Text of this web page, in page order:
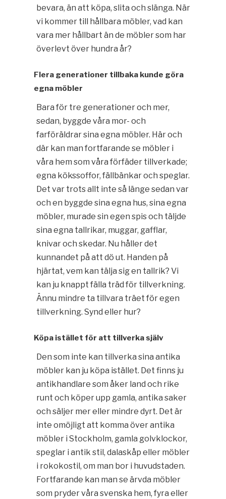
bevara, än att köpa, slita och slänga. När
vi kommer till hållbara möbler, vad kan
vara mer hållbart än de möbler som har
överlevt över hundra år?
Flera generationer tillbaka kunde göra
egna möbler
Bara för tre generationer och mer,
sedan, byggde våra mor- och
farföräldrar sina egna möbler. Här och
där kan man fortfarande se möbler i
våra hem som våra förfäder tillverkade;
egna kökssoffor, fällbänkar och speglar.
Det var trots allt inte så länge sedan var
och en byggde sina egna hus, sina egna
möbler, murade sin egen spis och täljde
sina egna tallrikar, muggar, gafflar,
knivar och skedar. Nu håller det
kunnandet på att dö ut. Handen på
hjärtat, vem kan tälja sig en tallrik? Vi
kan ju knappt fälla träd för tillverkning.
Ännu mindre ta tillvara träet för egen
tillverkning. Synd eller hur?
Köpa istället för att tillverka själv
Den som inte kan tillverka sina antika
möbler kan ju köpa istället. Det finns ju
antikhandlare som åker land och rike
runt och köper upp gamla, antika saker
och säljer mer eller mindre dyrt. Det är
inte omöjligt att komma över antika
möbler i Stockholm, gamla golvklockor,
speglar i antik stil, dalaskåp eller möbler
i rokokostil, om man bor i huvudstaden.
Fortfarande kan man se ärvda möbler
som pryder våra svenska hem, fyra eller